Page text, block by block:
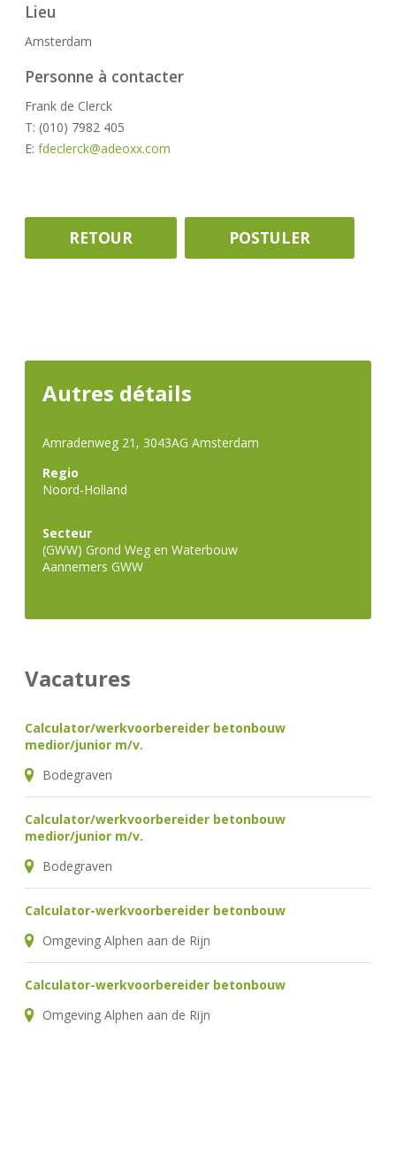
Lieu
Amsterdam
Personne à contacter
Frank de Clerck
T: (010) 7982 405
E: fdeclerck@adeoxx.com
Autres détails
Amradenweg 21 , 3043AG Amsterdam
Regio
Noord-Holland
Secteur
(GWW) Grond Weg en Waterbouw
Aannemers GWW
Vacatures
Calculator/werkvoorbereider betonbouw
medior/junior m/v.
Bodegraven
Calculator/werkvoorbereider betonbouw
medior/junior m/v.
Bodegraven
Calculator-werkvoorbereider betonbouw
Omgeving Alphen aan de Rijn
Calculator-werkvoorbereider betonbouw
Omgeving Alphen aan de Rijn